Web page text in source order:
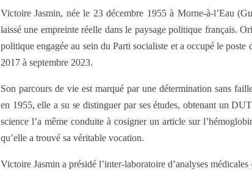
Victoire Jasmin, née le 23 décembre 1955 à Morne-à-l’Eau
laissé une empreinte réelle dans le paysage politique français.
politique engagée au sein du Parti socialiste et a occupé le poste
2017 à septembre 2023.
Son parcours de vie est marqué par une détermination sans
en 1955, elle a su se distinguer par ses études, obtenant un
science l’a même conduite à cosigner un article sur
qu’elle a trouvé sa véritable vocation.
Victoire Jasmin a présidé l’inter-laboratoire d’analyses